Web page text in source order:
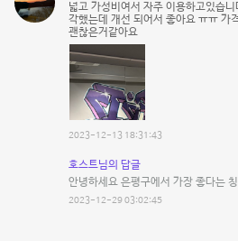
넓고 가성비여서 자주 이용하고있습
각했는데 개선 되어서 좋아요 ㅠㅠ 가
괜찮은거같아요
2023-12-13 18:31:43
호스트님의 답글
안녕하세요 은평구에서 가장 좋다는
2023-12-29 03:02:45